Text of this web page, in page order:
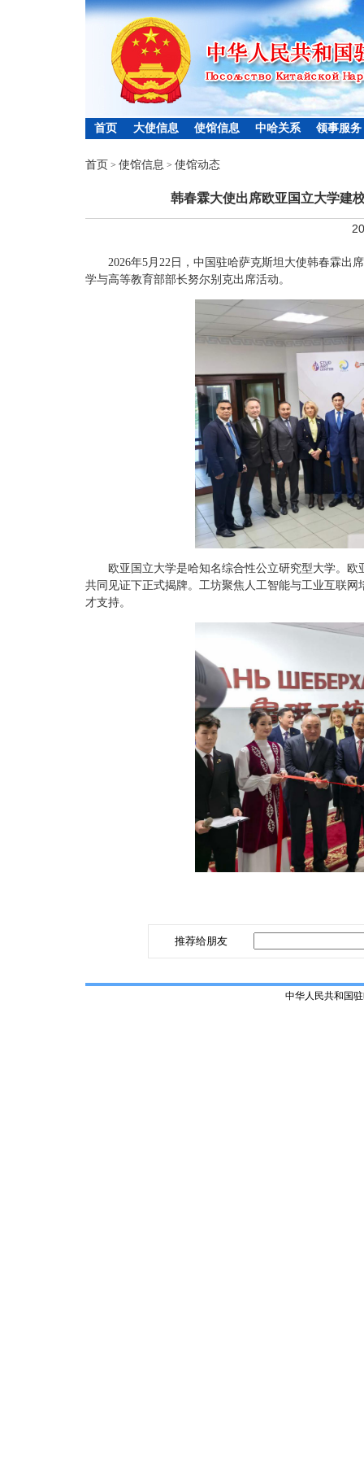
首页 大使信息 使馆信息 中哈关系 领事服务
首页 > 使馆信息 > 使馆动态
韩春霖大使出席欧亚国立大学建
2026年5月22日，中国驻哈萨克斯坦大使韩春霖出
学与高等教育部部长努尔别克出席活动。
欧亚国立大学是哈知名综合性公立研究型大学。
共同见证下正式揭牌。工坊聚焦人工智能与工业互联
才支持。
推荐给朋友
中华人民共和国